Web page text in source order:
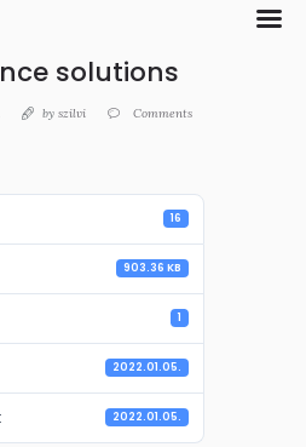
solutions
byszilvi Comments
16
903.36 KB
1
2022.01.05.
2022.01.05.